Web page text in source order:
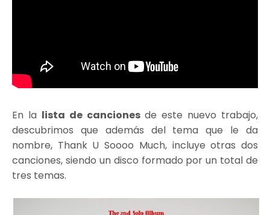
En la lista de cancionesde este nuevo trabajo,
descubrimos que además del tema que le da
nombre, Thank U Soooo Much, incluye otras dos
canciones, siendo un disco formado por un total de
tres temas.